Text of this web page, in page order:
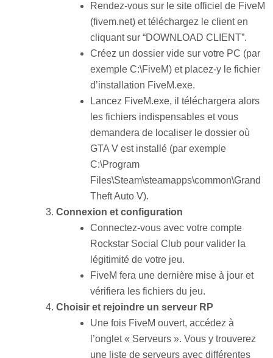
Rendez-vous sur le site officiel de FiveM
(fivem.net) et téléchargez le client en
cliquant sur “DOWNLOAD CLIENT”.
Créez un dossier vide sur votre PC (par
exemple C:\FiveM) et placez-y le fichier
d’installation FiveM.exe.
Lancez FiveM.exe, il téléchargera alors
les fichiers indispensables et vous
demandera de localiser le dossier où
GTA V est installé (par exemple
C:\Program
Files\Steam\steamapps\common\Grand
Theft Auto V).
Connexion et configuration
Connectez-vous avec votre compte
Rockstar Social Club pour valider la
légitimité de votre jeu.
FiveM fera une dernière mise à jour et
vérifiera les fichiers du jeu.
Choisir et rejoindre un serveur RP
Une fois FiveM ouvert, accédez à
l’onglet « Serveurs ». Vous y trouverez
une liste de serveurs avec différentes